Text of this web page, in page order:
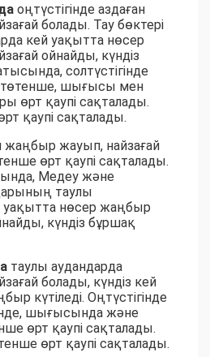
оңтүстігінде аздаған
болады. Тау бөктері
кей уақытта нөсер
ойнайды, күндіз
солтүстігінде
төтенше, шығысы мен
өрт қаупі сақталады.
қаупі сақталады.
жаңбыр жауып, найзағай
өрт қаупі сақталады.
Медеу және
таулы
нөсер жаңбыр
күндіз бұршақ
таулы аудандарда
болады, күндіз кей
күтіледі. Оңтүстігінде
шығысында және
өрт қаупі сақталады.
өрт қаупі сақталады.